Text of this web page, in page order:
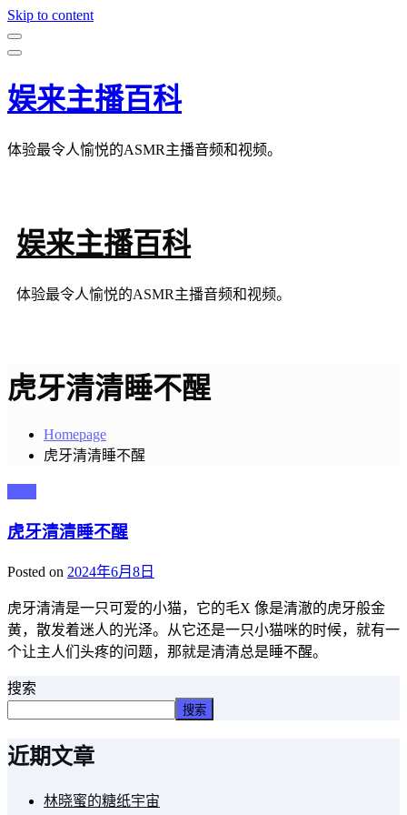
Skip to content
娱来主播百科
体验最令人愉悦的ASMR主播音频和视频。
娱来主播百科
体验最令人愉悦的ASMR主播音频和视频。
虎牙清清睡不醒
Homepage
虎牙清清睡不醒
虎牙清清睡不醒
Posted on 2024年6月8日
虎牙清清是一只可爱的小猫，它的毛X 像是清澈的虎牙般金
黄，散发着迷人的光泽。从它还是一只小猫咪的时候，就有一
个让主人们头疼的问题，那就是清清总是睡不醒。
搜索
搜索
近期文章
林晓蜜的糖纸宇宙